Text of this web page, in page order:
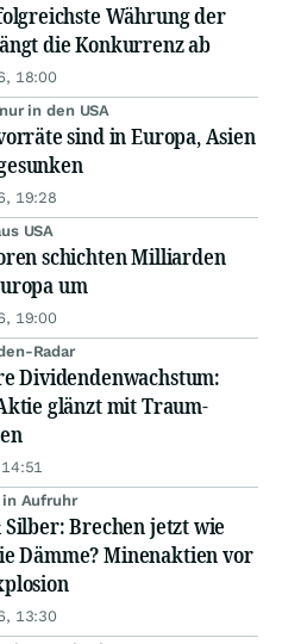
Währung der
die Konkurrenz ab
18:00
in den USA
sind in Europa, Asien
19:28
USA
schichten Milliarden
um
19:00
Radar
Dividendenwachstum:
glänzt mit Traum-
Aufruhr
Silber: Brechen jetzt wie
Dämme? Minenaktien vor
13:30